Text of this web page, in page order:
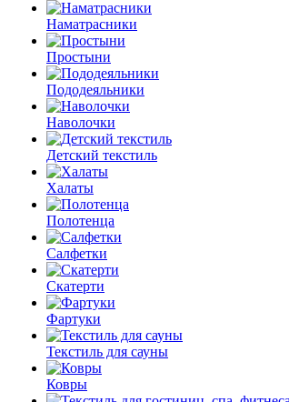
Наматрасники
Простыни
Пододеяльники
Наволочки
Детский текстиль
Халаты
Полотенца
Салфетки
Скатерти
Фартуки
Текстиль для сауны
Ковры